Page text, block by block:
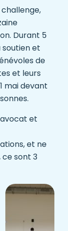
Durant 5
et
de
et leurs
mai devant
et
et ne
ce sont 3